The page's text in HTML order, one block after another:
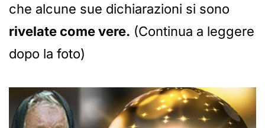
che alcune sue dichiarazioni si sono
rivelate come vere. (Continua a leggere
dopo la foto)